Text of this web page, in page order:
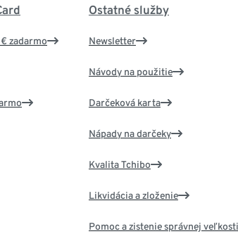
zadarmo
Ostatné služby
Newsletter
Návody na použitie
Darčeková karta
Nápady na darčeky
Kvalita Tchibo
Likvidácia a zloženie
Pomoc a zistenie správnej veľkosti